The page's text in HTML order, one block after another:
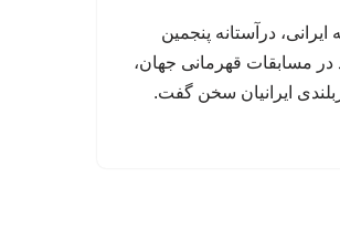
۳۲ ساله ایرانی، درآستانه پنجمین
مسابقات قهرمانی جهان،
ایرانیان سخن گفت.